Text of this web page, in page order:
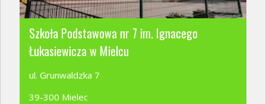
Szkoła Podstawowa nr 7 im. Ignacego
Łukasiewicza w Mielcu
ul. Grunwaldzka 7
39-300 Mielec